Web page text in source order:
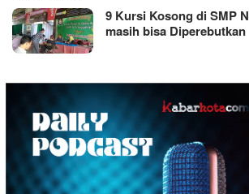
9 Kursi Kosong di SMP
masih bisa Diperebutkan